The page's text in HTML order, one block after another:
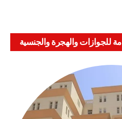
للجوازات والهجرة والجنسية